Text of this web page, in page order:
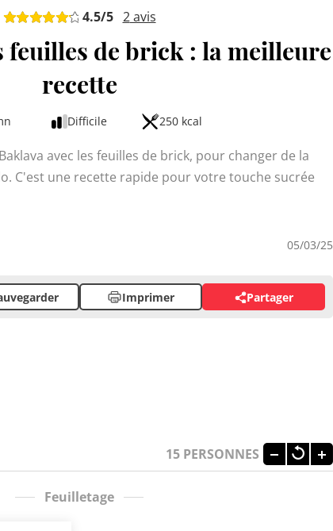
4.5/5 2avis
feuilles de brick : la meilleure
recette
Difficile 250 kcal
avec les feuilles de brick, pour changer de la
C'est une recette rapide pour votre touche sucrée
05/03/25
Imprimer Partager
15 PERSONNES
Feuilletage